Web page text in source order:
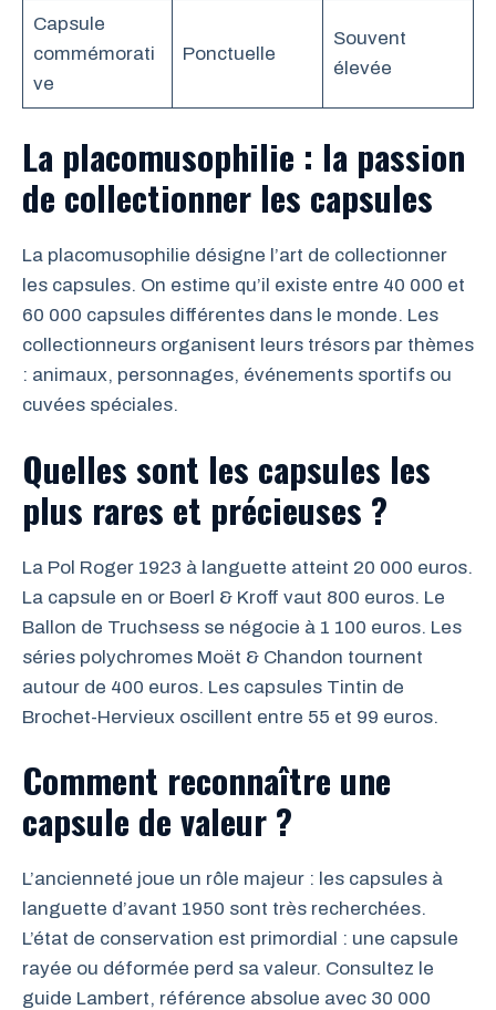
Capsule
commémorati
ve
Ponctuelle
Souvent
élevée
La placomusophilie : la passion
de collectionner les capsules
La placomusophilie désigne l’art de collectionner
les capsules. On estime qu’il existe entre 40 000 et
60 000 capsules différentes dans le monde. Les
collectionneurs organisent leurs trésors par thèmes
: animaux, personnages, événements sportifs ou
cuvées spéciales.
Quelles sont les capsules les
plus rares et précieuses ?
La Pol Roger 1923 à languette atteint 20 000 euros.
La capsule en or Boerl & Kroff vaut 800 euros. Le
Ballon de Truchsess se négocie à 1 100 euros. Les
séries polychromes Moët & Chandon tournent
autour de 400 euros. Les capsules Tintin de
Brochet-Hervieux oscillent entre 55 et 99 euros.
Comment reconnaître une
capsule de valeur ?
L’ancienneté joue un rôle majeur : les capsules à
languette d’avant 1950 sont très recherchées.
L’état de conservation est primordial : une capsule
rayée ou déformée perd sa valeur. Consultez le
guide Lambert, référence absolue avec 30 000